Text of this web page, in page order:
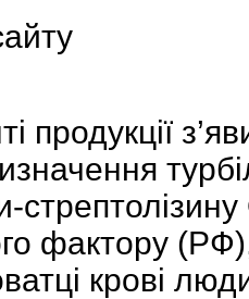
продукції
фактору
крові